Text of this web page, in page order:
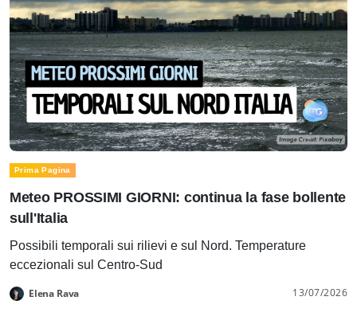
Prima Pagina
Meteo PROSSIMI GIORNI: continua la fase bollente
sull'Italia
Possibili temporali sui rilievi e sul Nord. Temperature
eccezionali sul Centro-Sud
Elena Rava 13/07/2026